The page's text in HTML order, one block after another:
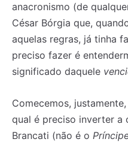
anacronismo (de
César Bórgia que,
aquelas regras, já tinha
preciso fazer é
significado daquele
Comecemos,
qual é preciso inverter a
Brancati (não é o